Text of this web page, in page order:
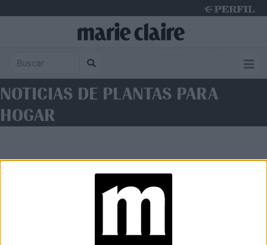
NOTICIAS DE PLANTAS PARA
HOGAR